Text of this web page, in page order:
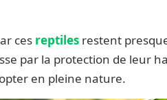
ces reptiles restent
par la protection de leur
en pleine nature.